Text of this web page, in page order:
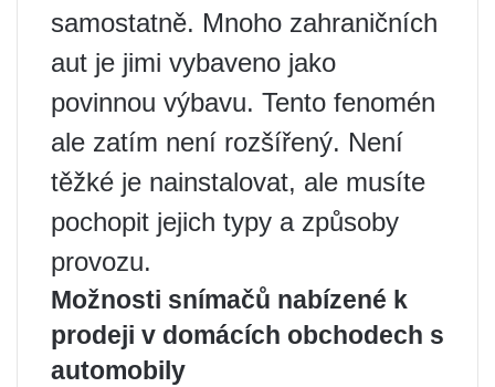
samostatně. Mnoho zahraničních
aut je jimi vybaveno jako
povinnou výbavu. Tento fenomén
ale zatím není rozšířený. Není
těžké je nainstalovat, ale musíte
pochopit jejich typy a způsoby
provozu.
Možnosti snímačů nabízené k
prodeji v domácích obchodech s
automobily